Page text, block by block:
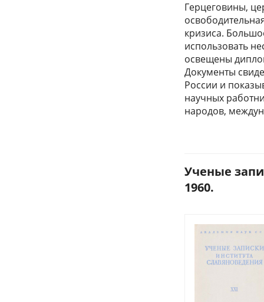
Герцеговины,
кризиса.
использовать
освещены
Документы
России и
научных
народов,
Ученые
1960.